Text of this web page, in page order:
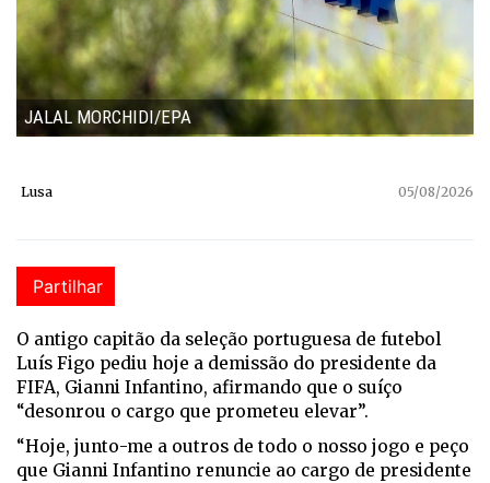
JALAL MORCHIDI/EPA
Lusa 05/08/2026
Partilhar
O antigo capitão da seleção portuguesa de futebol
Luís Figo pediu hoje a demissão do presidente da
FIFA, Gianni Infantino, afirmando que o suíço
“desonrou o cargo que prometeu elevar”.
“Hoje, junto-me a outros de todo o nosso jogo e peço
que Gianni Infantino renuncie ao cargo de presidente